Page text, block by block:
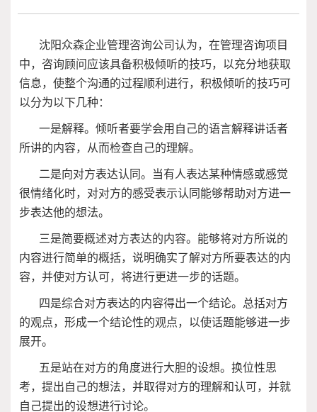
沈阳众森企业管理咨询公司认为，在管理咨询项目
中，咨询顾问应该具备积极倾听的技巧，以充分地获取
信息，使整个沟通的过程顺利进行，积极倾听的技巧可
以分为以下几种：
一是解释。倾听者要学会用自己的语言解释讲话者
所讲的内容，从而检查自己的理解。
二是向对方表达认同。当有人表达某种情感或感觉
很情绪化时，对对方的感受表示认同能够帮助对方进一
步表达他的想法。
三是简要概述对方表达的内容。能够将对方所说的
内容进行简单的概括，说明确实了解对方所要表达的内
容，并使对方认可，将进行更进一步的话题。
四是综合对方表达的内容得出一个结论。总括对方
的观点，形成一个结论性的观点，以使话题能够进一步
展开。
五是站在对方的角度进行大胆的设想。换位性思
考，提出自己的想法，并取得对方的理解和认可，并就
自己提出的设想进行讨论。